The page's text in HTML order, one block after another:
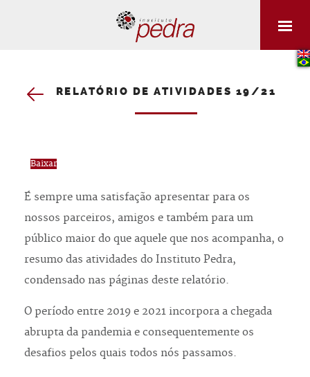
Voltar RELATÓRIO DE ATIVIDADES 19/21
Baixar
É sempre uma satisfação apresentar para os
nossos parceiros, amigos e também para um
público maior do que aquele que nos acompanha, o
resumo das atividades do Instituto Pedra,
condensado nas páginas deste relatório.
O período entre 2019 e 2021 incorpora a chegada
abrupta da pandemia e consequentemente os
desafios pelos quais todos nós passamos.